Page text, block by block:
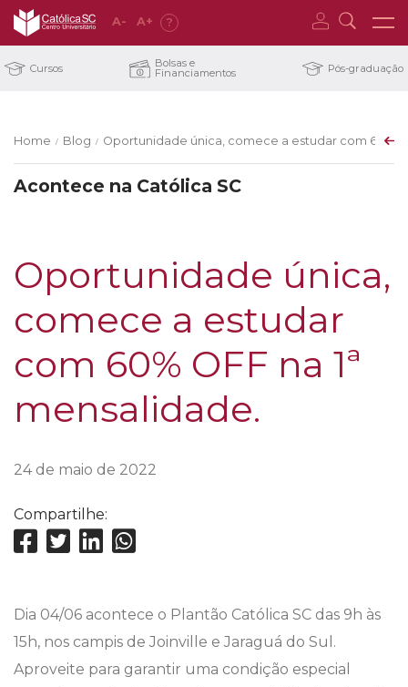
A- A+ ?
Cursos Bolsas e
Financiamentos Pós-graduação
Home / Blog / Oportunidade única, comece a estudar com 60%
Acontece na Católica SC
Oportunidade única,
comece a estudar
com 60% OFF na 1ª
mensalidade.
24 de maio de 2022
Compartilhe:
Dia 04/06 acontece o Plantão Católica SC das 9h às
15h, nos campis de Joinville e Jaraguá do Sul.
Aproveite para garantir uma condição especial